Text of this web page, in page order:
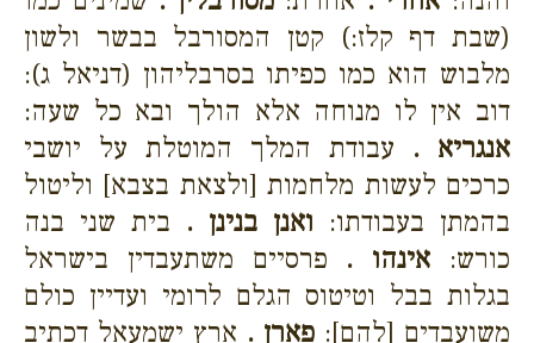
(שבת דף קלז:) קטן המסורבל בבשר ולשון
מלבוש הוא כמו כפיתו בסרבליהון (דניאל ג):
דוב אין לו מנוחה אלא הולך ובא כל שעה:
אנגריא . עבודת המלך המוטלת על יושבי
כרכים לעשות מלחמות [ולצאת בצבא] וליטול
בהמתן בעבודתו: ואנן בנינן . בית שני בנה
כורש: אינהו . פרסיים משתעבדין בישראל
בגלות בבל וטיטוס הגלם לרומי ועדיין כולם
משועבדים [להם]: פארן . ארץ ישמעאל דכתיב